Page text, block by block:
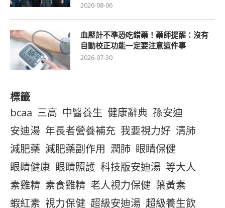
2026-08-06
血壓計不準恐吃錯藥！藥師提醒：沒有
自動校正功能一定要注意這件事
2026-07-30
標籤
bcaa 三高 中醫養生 健康辭典 孫安迪
安迪湯 年長者營養補充 我要視力好 清肺
減肥藥 減肥藥副作用 潤肺 眼睛保健
眼睛健康 眼睛照護 科技版安迪湯 等大人
素雞精 素食雞精 老人視力保健 葉黃素
蝦紅素 視力保健 超級安迪湯 超級養生飲